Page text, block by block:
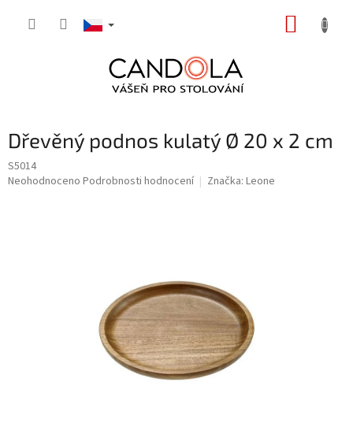
Dřevěný podnos kulatý Ø 20 x 2 cm
S5014
Průměrné
Neohodnoceno Podrobnosti hodnocení Značka: Leone